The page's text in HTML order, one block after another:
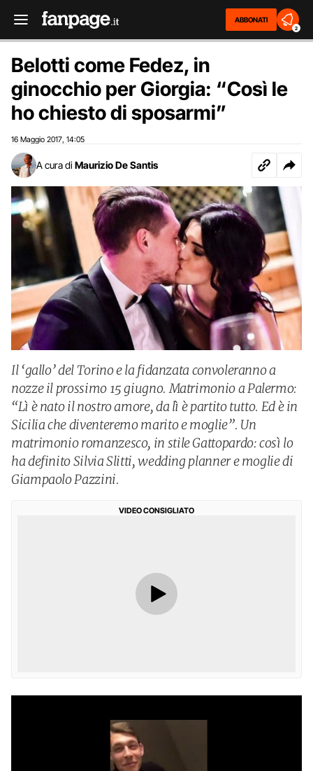
ABBONATI
2
Belotti come Fedez, in
ginocchio per Giorgia: “Così le
ho chiesto di sposarmi”
16 Maggio 2017 14:05
A cura di Maurizio De Santis
Il ‘gallo’ del Torino e la fidanzata convoleranno a
nozze il prossimo 15 giugno. Matrimonio a Palermo:
“Lì è nato il nostro amore, da lì è partito tutto. Ed è in
Sicilia che diventeremo marito e moglie”. Un
matrimonio romanzesco, in stile Gattopardo: così lo
ha definito Silvia Slitti, wedding planner e moglie di
Giampaolo Pazzini.
VIDEO CONSIGLIATO